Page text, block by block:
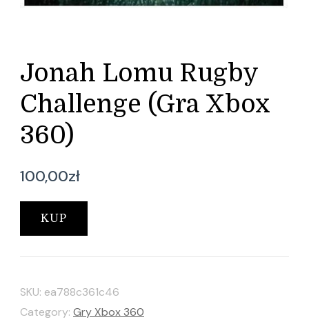
Jonah Lomu Rugby
Challenge (Gra Xbox
360)
100,00zł
KUP
SKU: ea788c361c46
Category: Gry Xbox 360